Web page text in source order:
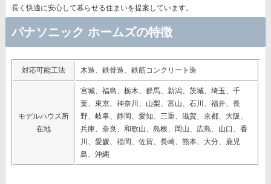
長く快適に安心して暮らせる住まいを提案しています。
パナソニック ホームズの特徴
対応可能工法 木造、鉄骨造、鉄筋コンクリート造
モデルハウス所
在地
宮城、福島、栃木、群馬、新潟、茨城、埼玉、千
葉、東京、神奈川、山梨、富山、石川、福井、長
野、岐阜、静岡、愛知、三重、滋賀、京都、大阪、
兵庫、奈良、和歌山、島根、岡山、広島、山口、香
川、愛媛、福岡、佐賀、長崎、熊本、大分、鹿児
島、沖縄